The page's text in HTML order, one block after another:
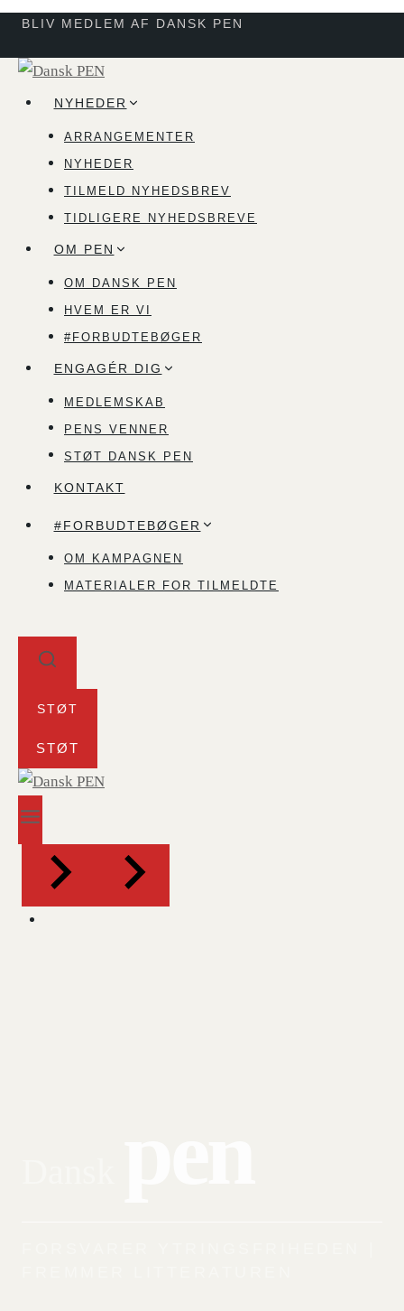
Fortsæt
indhold
BLIV MEDLEM AF DANSK PEN
NYHEDER
ARRANGEMENTER
NYHEDER
TILMELD NYHEDSBREV
TIDLIGERE NYHEDSBREVE
OM PEN
OM DANSK PEN
HVEM ER VI
#FORBUDTEBØGER
ENGAGÉR DIG
MEDLEMSKAB
PENS VENNER
STØT DANSK PEN
KONTAKT
#FORBUDTEBØGER
OM KAMPAGNEN
MATERIALER FOR TILMELDTE
STØT
STØT